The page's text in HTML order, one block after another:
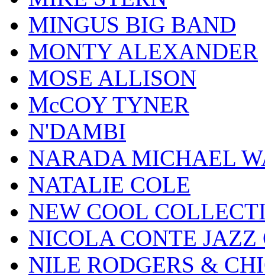
MINGUS BIG BAND
MONTY ALEXANDER
MOSE ALLISON
McCOY TYNER
N'DAMBI
NARADA MICHAEL
NATALIE COLE
NEW COOL
NICOLA CONTE JAZZ
NILE RODGERS &